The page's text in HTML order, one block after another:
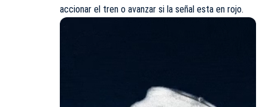
accionar el tren o avanzar si la señal esta en rojo.